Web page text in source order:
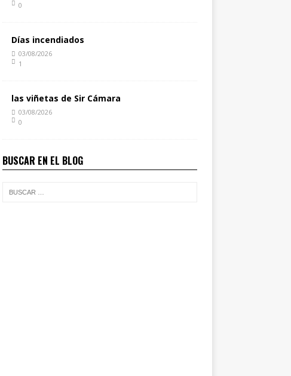
0
Días incendiados
03/08/2026
1
las viñetas de Sir Cámara
03/08/2026
0
BUSCAR EN EL BLOG